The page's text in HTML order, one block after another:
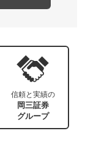
信頼と実績の
岡三証券
グループ